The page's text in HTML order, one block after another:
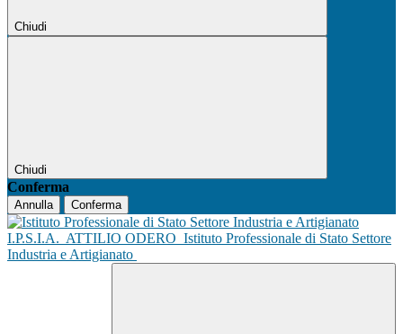
Chiudi
Chiudi
Conferma
Annulla Conferma
I.P.S.I.A. ATTILIO ODERO Istituto Professionale di Stato Settore
Industria e Artigianato